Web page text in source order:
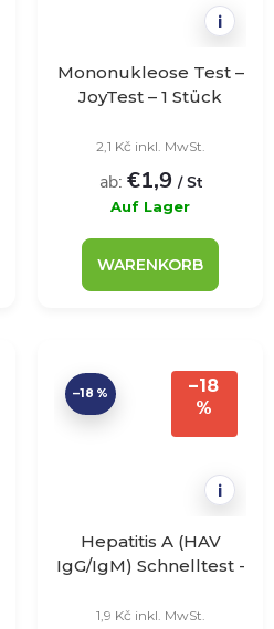
i
Mononukleose Test –
JoyTest – 1 Stück
2,1 Kč inkl. MwSt.
ab: €1,9 / St
Auf Lager
WARENKORB
–18
%
i
–18 %
Hepatitis A (HAV
IgG/IgM) Schnelltest -
1,9 Kč inkl. MwSt.